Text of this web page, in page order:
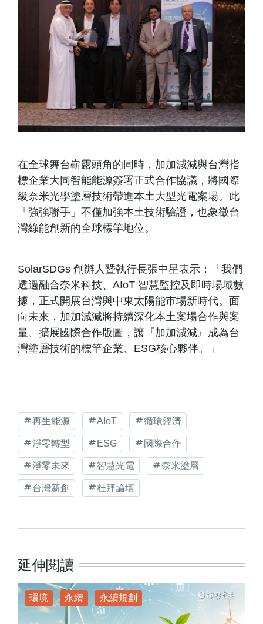
在全球舞台嶄露頭角的同時，加加減減與台灣指
標企業大同智能能源簽署正式合作協議，將國際
級奈米光學塗層技術帶進本土大型光電案場。此
「強強聯手」不僅加強本土技術驗證，也象徵台
灣綠能創新的全球標竿地位。
SolarSDGs 創辦人暨執行長張中星表示：「我們
透過融合奈米科技、AIoT 智慧監控及即時場域數
據，正式開展台灣與中東太陽能市場新時代。面
向未來，加加減減將持續深化本土案場合作與案
量、擴展國際合作版圖，讓『加加減減』成為台
灣塗層技術的標竿企業、ESG核心夥伴。」
再生能源 AIoT 循環經濟
淨零轉型 ESG 國際合作
淨零未來 智慧光電 奈米塗層
台灣新創 杜拜論壇
延伸閱讀
環境 永續 永續規劃